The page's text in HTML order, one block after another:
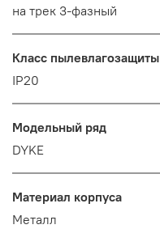
на трек 3-фазный
Класс пылевлагозащиты
IP20
Модельный ряд
DYKE
Материал корпуса
Металл